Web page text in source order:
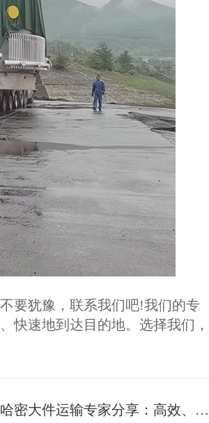
要犹豫，联系我们吧!我们的专
快速地到达目的地。选择我们，
哈密大件运输专家分享：高效、安全